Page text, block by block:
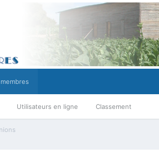
Utilisateurs en ligne Classement